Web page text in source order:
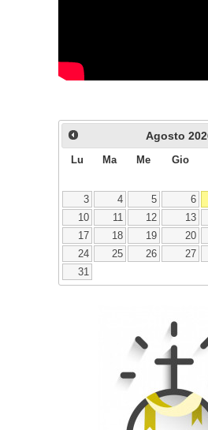
Agosto
Lu Ma Me Gio
3
4 5 6
10
11 12 13
17
18 19 20
24
25 26 27
31